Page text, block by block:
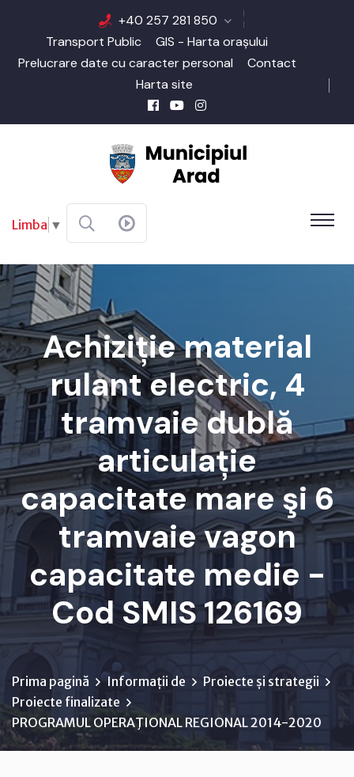
+40 257 281 850
Transport Public
GIS - Harta orașului
Prelucrare date cu caracter personal
Contact
Harta site
Limba ▼
Achiziție material
rulant electric, 4
tramvaie dublă
articulație
capacitate mare şi 6
tramvaie vagon
capacitate medie -
Cod SMIS 126169
Prima pagină Informații de
Proiecte și strategii
Proiecte finalizate
PROGRAMUL OPERAŢIONAL REGIONAL 2014-2020